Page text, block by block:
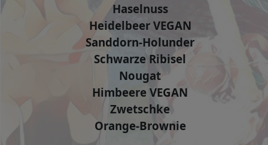
Haselnuss
Heidelbeer VEGAN
Sanddorn-Holunder
Schwarze Ribisel
Nougat
Himbeere VEGAN
Zwetschke
Orange-Brownie